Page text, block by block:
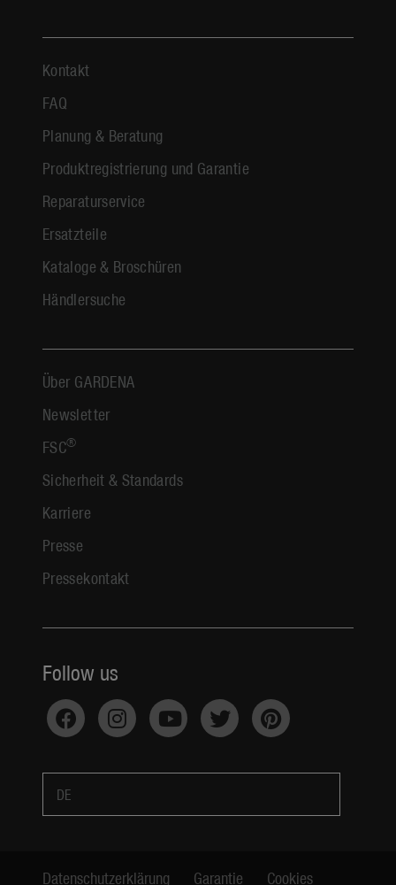
Kontakt
FAQ
Planung & Beratung
Produktregistrierung und Garantie
Reparaturservice
Ersatzteile
Kataloge & Broschüren
Händlersuche
Über GARDENA
Newsletter
FSC®
Sicherheit & Standards
Karriere
Presse
Pressekontakt
Follow us
DE
Datenschutzerklärung Garantie Cookies